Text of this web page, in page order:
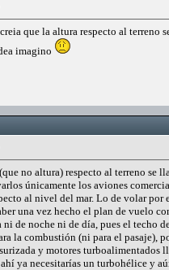
que la altura respecto al terreno
imagino
no altura) respecto al terreno se
únicamente los aviones
al nivel del mar. Lo de volar por
una vez hecho el plan de vuelo
ni de noche ni de día, pues el techo
la combustión (ni para el pasaje),
y motores turboalimentados
ya necesitarías un turbohélice y